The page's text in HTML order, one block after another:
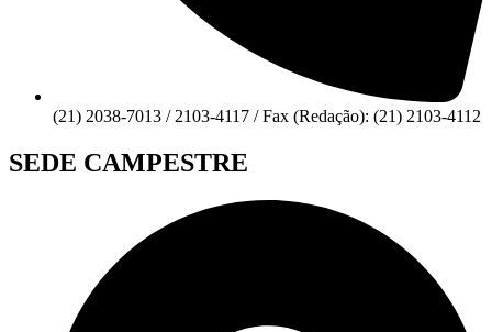
(21) 2038-7013 / 2103-4117 / Fax (Redação): (21) 2103-4112
SEDE CAMPESTRE